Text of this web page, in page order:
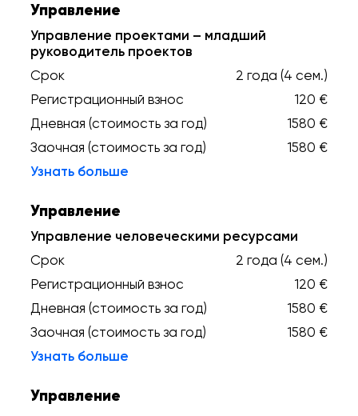
Управление
Управление проектами – младший
руководитель проектов
Срок
2 года (4 сем.)
Регистрационный взнос
120 €
Дневная (стоимость за год)
1580 €
Заочная (стоимость за год)
1580 €
Узнать больше
Управление
Управление человеческими ресурсами
Срок
2 года (4 сем.)
Регистрационный взнос
120 €
Дневная (стоимость за год)
1580 €
Заочная (стоимость за год)
1580 €
Узнать больше
Управление